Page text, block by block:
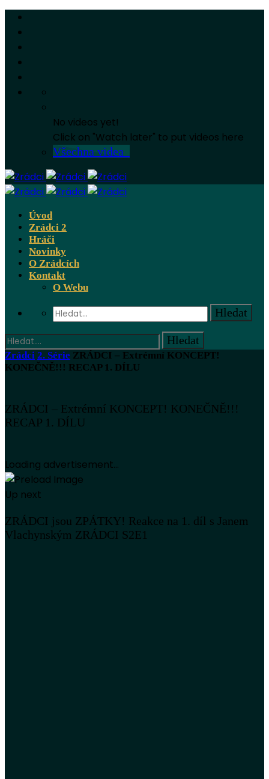
No videos yet!
Click on "Watch later" to put videos here
Všechna videa
Úvod
Zrádci 2
Hráči
Novinky
O Zrádcích
Kontakt
O Webu
Zrádci 2. Série ZRÁDCI – Extrémní KONCEPT!
KONEČNĚ!!! RECAP 1. DÍLU
ZRÁDCI – Extrémní KONCEPT! KONEČNĚ!!!
RECAP 1. DÍLU
Loading advertisement...
Up next
ZRÁDCI jsou ZPÁTKY! Reakce na 1. díl s Janem
Vlachynským ZRÁDCI S2E1